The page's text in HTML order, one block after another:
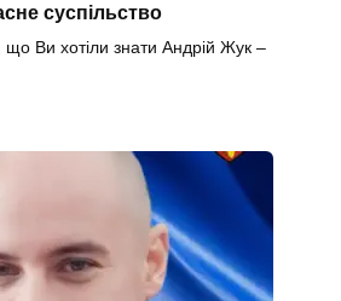
суспільство
Ви хотіли знати Андрій Жук –